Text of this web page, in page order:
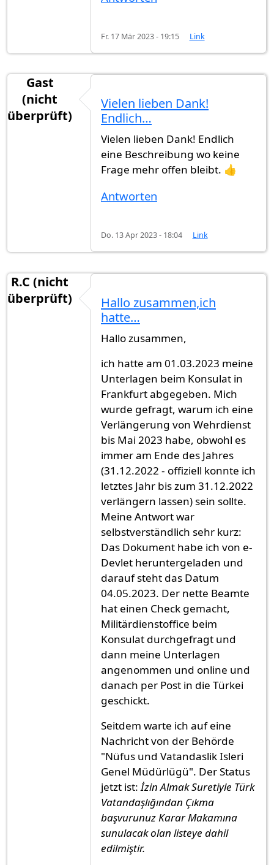
Fr. 17 Mär 2023 - 19:15 Link
Gast
(nicht
überprüft)
Vielen lieben Dank!
Endlich…
Vielen lieben Dank! Endlich
eine Beschreibung wo keine
Frage mehr offen bleibt. 👍
Antworten
Do. 13 Apr 2023 - 18:04 Link
R.C (nicht
überprüft)
Hallo zusammen,ich
hatte…
Hallo zusammen,
ich hatte am 01.03.2023 meine
Unterlagen beim Konsulat in
Frankfurt abgegeben. Mich
wurde gefragt, warum ich eine
Verlängerung von Wehrdienst
bis Mai 2023 habe, obwohl es
immer am Ende des Jahres
(31.12.2022 - offiziell konnte ich
letztes Jahr bis zum 31.12.2022
verlängern lassen) sein sollte.
Meine Antwort war
selbstverständlich sehr kurz:
Das Dokument habe ich von e-
Devlet heruntergeladen und
darauf steht das Datum
04.05.2023. Der nette Beamte
hat einen Check gemacht,
Militärdienstoffice beim
Konsulat durchgefragt und
dann meine Unterlagen
angenommen und online und
danach per Post in die Türkei
geschickt.
Seitdem warte ich auf eine
Nachricht von der Behörde
"Nüfus und Vatandaslik Isleri
Genel Müdürlügü". Der Status
jetzt ist: İzin Almak Suretiyle Türk
Vatandaşlığından Çıkma
başvurunuz Karar Makamına
sunulacak olan listeye dahil
edilmiştir.